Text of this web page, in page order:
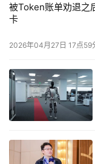
被Token账单劝退之
卡
2026年04月27日 17点59